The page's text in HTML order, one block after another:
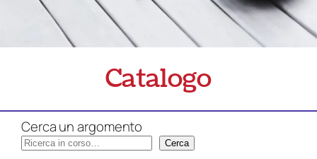
Catalogo
Cerca un argomento
Cerca